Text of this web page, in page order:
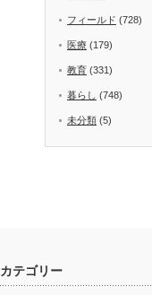
フィールド (728)
医療 (179)
教育 (331)
暮らし (748)
未分類 (5)
カテゴリー